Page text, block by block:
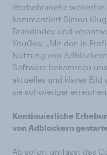
Werbebranche
kommentiert Simon
BrandIndex und
YouGov. „Mit den in
Nutzung von
Software bekommen
aktuelles und klares
sie schwieriger
Kontinuierliche
von Adblockern
Ab sofort umfasst das